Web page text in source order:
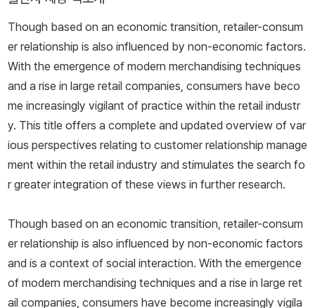
Though based on an economic transition, retailer-consum
er relationship is also influenced by non-economic factors.
With the emergence of modern merchandising techniques
and a rise in large retail companies, consumers have beco
me increasingly vigilant of practice within the retail industr
y. This title offers a complete and updated overview of var
ious perspectives relating to customer relationship manage
ment within the retail industry and stimulates the search fo
r greater integration of these views in further research.
Though based on an economic transition, retailer-consum
er relationship is also influenced by non-economic factors
and is a context of social interaction. With the emergence
of modern merchandising techniques and a rise in large ret
ail companies, consumers have become increasingly vigila